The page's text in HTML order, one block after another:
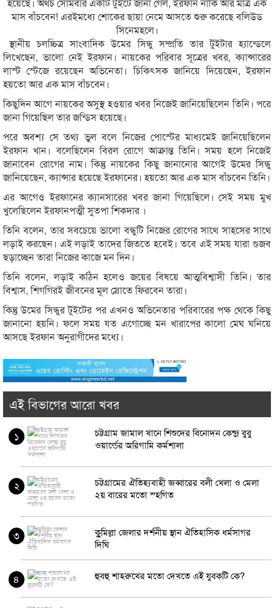
হয়েছে। অথচ সোমবার একটি টুইটে জানা গেল, ইরফান নাকি আর মাত্র এক
মাস বাঁচবেন! এরইমধ্যে শোকের ছায়া নেমে আসতে শুরু করেছে বলিউড
সিনেমহলে।
স্থানীয় চলচ্চিত্র সাংবাদিক উমের সিন্ধু সম্প্রতি তার টুইটার হ্যান্ডেলে
লিখেছেন, ভালো নেই ইরফান। নায়কের পরিবার সূত্রের খবর, ক্যান্সারের
লাস্ট স্টেজে রয়েছেন অভিনেতা। চিকিৎসক জানিয়ে দিয়েছেন, ইরফান
হয়তো আর এক মাস বাঁচবেন।
কিছুদিন আগে নায়কের অসুস্থ হওয়ার খবর নিজেই জানিয়েছিলেন তিনি। পরে
জানা গিয়েছিল তার জন্ডিস হয়েছে।
পরে অবশ্য সে তথ্য ভুল বলে নিজের পোস্টের মাধ্যমেই জানিয়েছিলেন
ইরফান খান। বলেছিলেন বিরল রোগে আক্রান্ত তিনি। সময় হলে নিজেই
জানাবেন রোগের নাম। কিন্তু নায়কের কিছু জানানোর আগেই উমের সিন্ধু
জানিয়েছেন, ক্যান্সার হয়েছে ইরফানের। হয়তো আর এক মাস বাঁচবেন তিনি।
এর আগেও ইরফানের ক্যানসারের খবর জানা গিয়েছিলে। সেই সময় মুখ
খুলেছিলেন ইরফানপত্মী সুতপা শিকদার ।
তিনি বলেন, তার সবচেয়ে ভালো বন্ধুটি নিজের রোগের সাথে সাহসের সাথে
লড়াই করছেন। এই লড়াই তাদের জিততে হবেই। তবে এই সময় যারা গুজব
ছড়াচ্ছেন তারা নিজের কাজে মন দিন।
তিনি বলেন, লড়াই কঠিন হলেও জয়ের বিষয়ে আত্মবিশ্বাসী তিনি। তার
বিশ্বাস, শিগগিরই জীবনের মূল স্রোতে ফিরবেন তারা।
কিন্তু উমের সিন্ধুর টুইটের পর এখনও অভিনেতার পরিবারের পক্ষ থেকে কিছু
জানানো হয়নি। ফলে সময় যত এগোচ্ছে মন খারাপের কালো মেঘ ঘনিয়ে
আসছে ইরফান অনুরাগীদের মধ্যে।
এই বিভাগের আরো খবর
১
চট্টগ্রাম জামাল খানে শিশুদের বিনোদন কেন্দ্র বুবু
ওয়ার্ল্ডের অরিগামি কর্মশালা
২
চট্টগ্রামের ঐতিহ্যবাহী জব্বারের বলী খেলা ও মেলা
২য় বারের মতো স্হগিত
৩
কুুমিল্লা জেলার দর্শনীয় স্থান ঐতিহাসিক ধর্মসাগর
দিঘি
৪ হুবহু শাহরুখের মতো দেখতে এই যুবকটি কে?